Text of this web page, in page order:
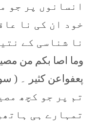
انسانوں پر جو
خود ان کی نا
نا شناسی کے
وما اصا بکم من
پعفواعن کثیر ۔ (
تم پر جو کچھ
تمہارے ہی